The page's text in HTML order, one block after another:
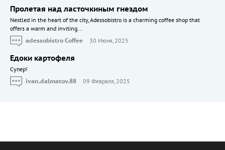
Пролетая над ласточкиным гнездом
Nestled in the heart of the city, Adessobistro is a charming coffee shop that
offers a warm and inviting...
adessobistro Coffee
30 Июня, 2025
Едоки картофеля
Cупер!
ivan.dalmatov.88
09 Февраля, 2025